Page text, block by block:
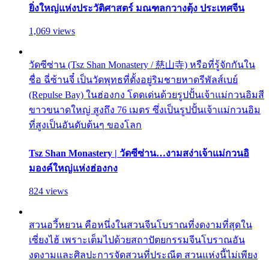
ยิ่งใหญ่แห่งประวัติศาสตร์ มณฑลกวางตุ้ง ประเทศจีน
1,069 views
วัดซีซ่าน (Tsz Shan Monastery / 慈山寺) หรือที่รู้จักกันใน
ชื่อ ฉี่ซ้านจี๋ เป็นวัดพุทธที่ตั้งอยู่ริมชายหาดรีพัลส์เบย์
(Repulse Bay) ในฮ่องกง โดดเด่นด้วยรูปปั้นเจ้าแม่กวนอิมสี
ขาวขนาดใหญ่ สูงถึง 76 เมตร ซึ่งเป็นรูปปั้นเจ้าแม่กวนอิม
ที่สูงเป็นอันดับต้นๆ ของโลก
Tsz Shan Monastery | วัดซีซ่าน…งามสง่าเจ้าแม่กวนอิ
มองค์ใหญ่แห่งฮ่องกง
824 views
สวนอวี้หยวน คือหนึ่งในสวนจีนโบราณที่งดงามที่สุดใน
เซี่ยงไฮ้ เพราะเต็มไปด้วยสถาปัตยกรรมจีนโบราณอัน
งดงามและศิลปะการจัดสวนที่ประณีต สวนแห่งนี้ไม่เพียง